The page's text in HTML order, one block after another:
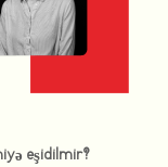
eşidilmir?